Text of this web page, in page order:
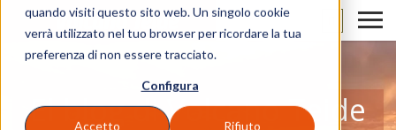
quando visiti questo sito web. Un singolo cookie
verrà utilizzato nel tuo browser per ricordare la tua
preferenza di non essere tracciato.
Configura
Accetto Rifiuto
El blog di Volcano Teide